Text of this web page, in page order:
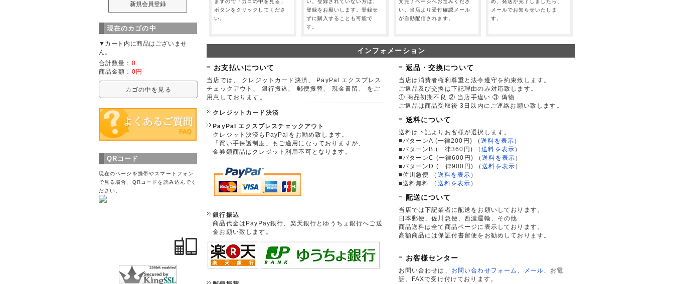
ますので「カゴの中を見る」
ボタンをクリックしてくださ
い。
い。登録されていない方は、
登録をお願いします。登録せ
ずに購入することも可能で
す。
文完了ページへお進みくださ
い。当店より受付確認メール
が自動配信されます。
め、発送が完了しましたら、
メールでお知らせいたしま
す。
インフォメーション
お支払いについて
当店では、 クレジットカード決済、 PayPal エクスプレス
チェックアウト、 銀行振込、 郵便振替、 現金書留、 をご
用意しております。
クレジットカード決済
PayPal エクスプレスチェックアウト
クレジット決済もPayPalをお勧め致します。
「買い手保護制度」もご適用になっておりますが、
金券類商品はクレジット利用不可となります。
銀行振込
商品代金はPayPay銀行、楽天銀行とゆうちょ銀行へご送
金お願い致します。
返品・交換について
当店は消費者権利尊重と法令遵守を約束致します。
ご返品及び交換は下記理由のみ対応致します。
① 商品初期不良 ② 当店手違い ③ 偽物
ご返品は商品受取後 3日以内にご連絡お願い致します。
送料について
送料は下記よりお客様が選択します。
■パターンA (一律200円)
（送料を表示 ）
■パターンB (一律360円)
（送料を表示 ）
■パターンC (一律600円)
（送料を表示 ）
■パターンD (一律900円)
（送料を表示 ）
■佐川急便
（ 送料を表示 ）
■送料無料
（ 送料を表示 ）
配送について
当店では下記業者に配送をお願いしております。
日本郵便、佐川急便、西濃運輸、その他
商品送料は全て商品ページに表示しております。
高額商品には保証付書留便をお勧めしております。
お客様センター
お問い合わせは、 お問い合わせフォーム メール 、お電
話、FAXで受け付けております。
現在のカゴの中
▼カート内に商品はございませ
ん。
合計数量： 0
商品金額： 0円
カゴの中を見る
QRコード
現在のページを携帯やスマートフォン
で見る場合、QRコードを読み込んでく
ださい。